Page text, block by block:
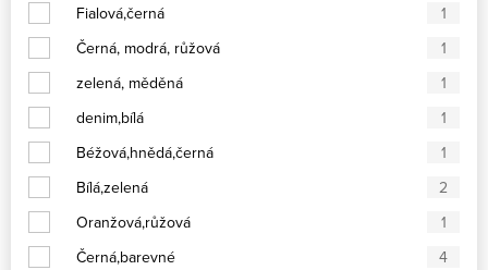
Fialová,černá
1
Černá, modrá, růžová
1
zelená, měděná
1
denim,bílá
1
Béžová,hnědá,černá
1
Bílá,zelená
2
Oranžová,růžová
1
Černá,barevné
4